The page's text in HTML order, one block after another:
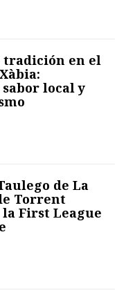
tradición en el
local y
de La
Torrent
First League